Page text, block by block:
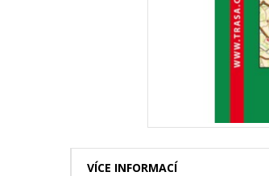
VÍCE INFORMACÍ